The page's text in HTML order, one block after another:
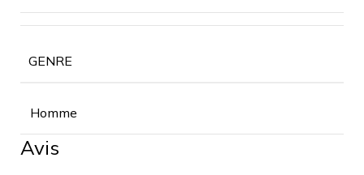
GENRE
Homme
Avis